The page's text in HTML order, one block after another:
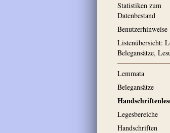
Statistiken zum
Datenbestand
Benutzerhinweise
Listenübersicht:
Belegansätze,
Lemmata
Belegansätze
Legesbereiche
Handschriften